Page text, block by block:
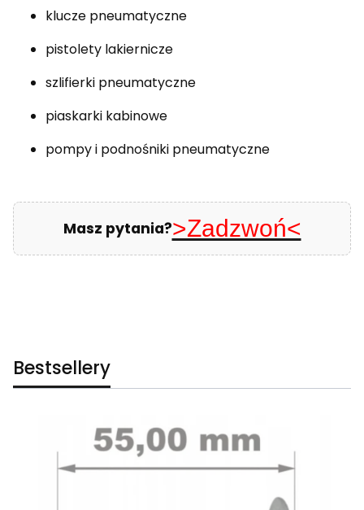
klucze pneumatyczne
pistolety lakiernicze
szlifierki pneumatyczne
piaskarki kabinowe
pompy i podnośniki pneumatyczne
Masz pytania?>Zadzwoń<
Bestsellery